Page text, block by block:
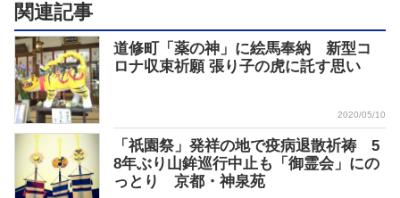
関連記事
道修町「薬の神」に絵馬奉納 新型コ
ロナ収束祈願 張り子の虎に託す思い
2020/05/10
「祇園祭」発祥の地で疫病退散祈祷 5
8年ぶり山鉾巡行中止も「御霊会」にの
っとり 京都・神泉苑